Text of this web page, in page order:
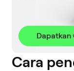
Dapatkan
Cara